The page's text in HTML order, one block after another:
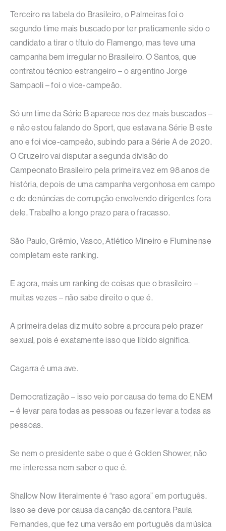
Terceiro na tabela do Brasileiro, o Palmeiras foi o
segundo time mais buscado por ter praticamente sido o
candidato a tirar o título do Flamengo, mas teve uma
campanha bem irregular no Brasileiro. O Santos, que
contratou técnico estrangeiro – o argentino Jorge
Sampaoli – foi o vice-campeão.
Só um time da Série B aparece nos dez mais buscados –
e não estou falando do Sport, que estava na Série B este
ano e foi vice-campeão, subindo para a Série A de 2020.
O Cruzeiro vai disputar a segunda divisão do
Campeonato Brasileiro pela primeira vez em 98 anos de
história, depois de uma campanha vergonhosa em campo
e de denúncias de corrupção envolvendo dirigentes fora
dele. Trabalho a longo prazo para o fracasso.
São Paulo, Grêmio, Vasco, Atlético Mineiro e Fluminense
completam este ranking.
E agora, mais um ranking de coisas que o brasileiro –
muitas vezes – não sabe direito o que é.
A primeira delas diz muito sobre a procura pelo prazer
sexual, pois é exatamente isso que libido significa.
Cagarra é uma ave.
Democratização – isso veio por causa do tema do ENEM
– é levar para todas as pessoas ou fazer levar a todas as
pessoas.
Se nem o presidente sabe o que é Golden Shower, não
me interessa nem saber o que é.
Shallow Now literalmente é “raso agora” em português.
Isso se deve por causa da canção da cantora Paula
Fernandes, que fez uma versão em português da música